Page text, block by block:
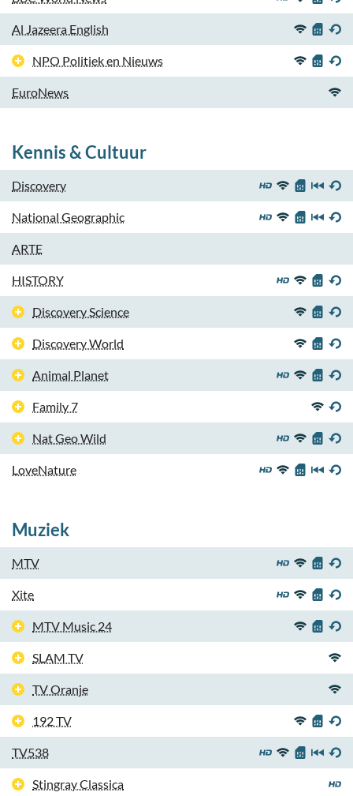
Al Jazeera English
NPO Politiek en Nieuws
EuroNews
Kennis & Cultuur
Discovery
National Geographic
ARTE
HISTORY
Discovery Science
Discovery World
Animal Planet
Family 7
Nat Geo Wild
LoveNature
Muziek
MTV
Xite
MTV Music 24
SLAM TV
TV Oranje
192 TV
TV538
Stingray Classica